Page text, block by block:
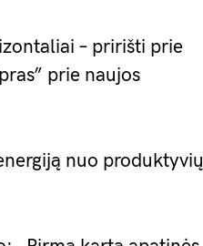
– pririšti prie
prie naujos
nuo produktyvių